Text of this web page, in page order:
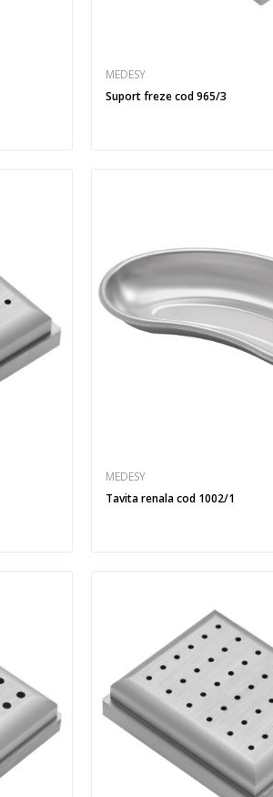
MEDESY
Suport freze cod 965/3
MEDESY
Tavita renala cod 1002/1